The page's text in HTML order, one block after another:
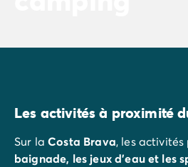
Les activités à proximité
Sur laCosta Brava, les
baignade, les jeux d'eau et les